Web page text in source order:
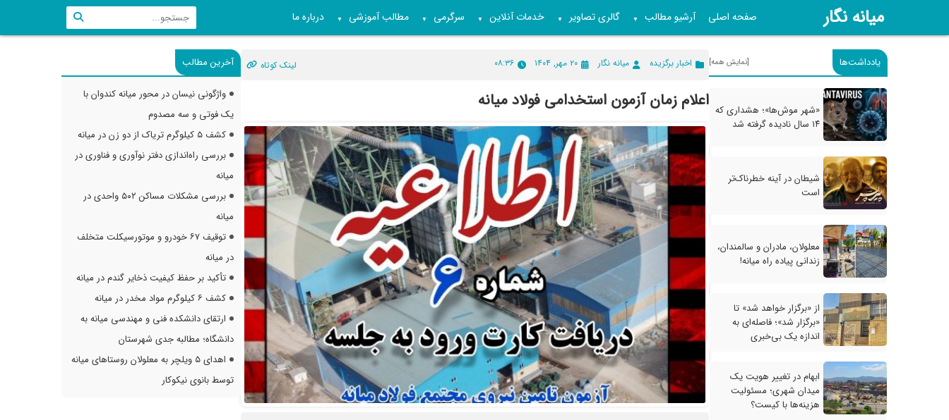
میانه نگار صفحه اصلی آرشیو مطالب ▼ گالری تصاویر ▼ خدمات آنلاین ▼ سرگرمی ▼ مطالب آموزشی ▼ درباره ما
یادداشت‌ها [نمایش همه]
«شهر موش‌ها»؛ هشداری که
۱۴ سال نادیده گرفته شد
شیطان در آینه خطرناک‌تر
است
معلولان، مادران و سالمندان،
زندانی پیاده راه میانه!
از «برگزار خواهد شد» تا
«برگزار شد»؛ فاصله‌ای به
اندازه یک بی‌خبری
ابهام در تغییر هویت یک
میدان شهری؛ مسئولیت
هزینه‌ها با کیست؟
اخبار برگزیده میانه نگار ۲۰ مهر, ۱۴۰۴ ۰۸:۳۶ لینک کوتاه
اعلام زمان آزمون استخدامی فولاد میانه
آخرین مطالب
واژگونی نیسان در محور میانه کندوان با
یک فوتی و سه مصدوم
کشف ۵ کیلوگرم تریاک از دو زن در میانه
بررسی راه‌اندازی دفتر نوآوری و فناوری در
میانه
بررسی مشکلات مساکن ۵۰۲ واحدی در
میانه
توقیف ۶۷ خودرو و موتورسیکلت متخلف
در میانه
تأکید بر حفظ کیفیت ذخایر گندم در میانه
کشف ۶ کیلوگرم مواد مخدر در میانه
ارتقای دانشکده فنی و مهندسی میانه به
دانشگاه؛ مطالبه جدی شهرستان
اهدای ۵ ویلچر به معلولان روستاهای میانه
توسط بانوی نیکوکار